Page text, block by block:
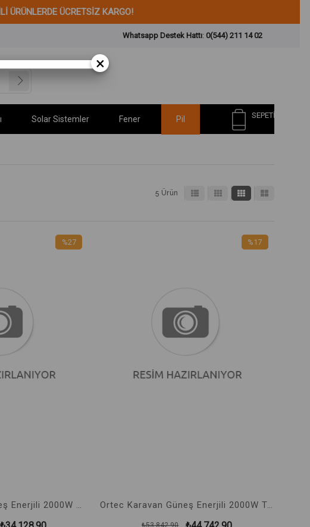
ÜCRETSİZ KARGO!
Whatsapp Destek Hattı: 0(544) 211 14 02
SEPETIM
Solar Sistemler Fener Pil
5 Ürün
Ortec Karavan Güneş Enerjili 2000W Modifiye Sinüs Solar Paket No:9
%27
Ortec Karavan Güneş Enerjili 2000W Tam Sinüs Solar Paket No:10
₺53.842,90
%17
×